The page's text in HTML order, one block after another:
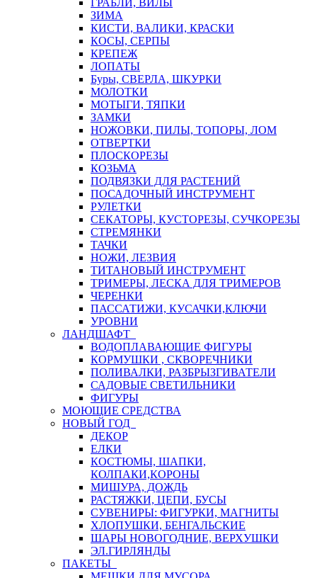
ГРАБЛИ, ВИЛЫ
ЗИМА
КИСТИ, ВАЛИКИ, КРАСКИ
КОСЫ, СЕРПЫ
КРЕПЕЖ
ЛОПАТЫ
Буры, СВЕРЛА, ШКУРКИ
МОЛОТКИ
МОТЫГИ, ТЯПКИ
ЗАМКИ
НОЖОВКИ, ПИЛЫ, ТОПОРЫ, ЛОМ
ОТВЕРТКИ
ПЛОСКОРЕЗЫ
КОЗЬМА
ПОДВЯЗКИ ДЛЯ РАСТЕНИЙ
ПОСАДОЧНЫЙ ИНСТРУМЕНТ
РУЛЕТКИ
СЕКАТОРЫ, КУСТОРЕЗЫ, СУЧКОРЕЗЫ
СТРЕМЯНКИ
ТАЧКИ
НОЖИ, ЛЕЗВИЯ
ТИТАНОВЫЙ ИНСТРУМЕНТ
ТРИМЕРЫ, ЛЕСКА ДЛЯ ТРИМЕРОВ
ЧЕРЕНКИ
ПАССАТИЖИ, КУСАЧКИ,КЛЮЧИ
УРОВНИ
ЛАНДШАФТ
ВОДОПЛАВАЮЩИЕ ФИГУРЫ
КОРМУШКИ , СКВОРЕЧНИКИ
ПОЛИВАЛКИ, РАЗБРЫЗГИВАТЕЛИ
САДОВЫЕ СВЕТИЛЬНИКИ
ФИГУРЫ
МОЮЩИЕ СРЕДСТВА
НОВЫЙ ГОД
ДЕКОР
ЕЛКИ
КОСТЮМЫ, ШАПКИ,
КОЛПАКИ,КОРОНЫ
МИШУРА, ДОЖДЬ
РАСТЯЖКИ, ЦЕПИ, БУСЫ
СУВЕНИРЫ: ФИГУРКИ, МАГНИТЫ
ХЛОПУШКИ, БЕНГАЛЬСКИЕ
ШАРЫ НОВОГОДНИЕ, ВЕРХУШКИ
ЭЛ.ГИРЛЯНДЫ
ПАКЕТЫ